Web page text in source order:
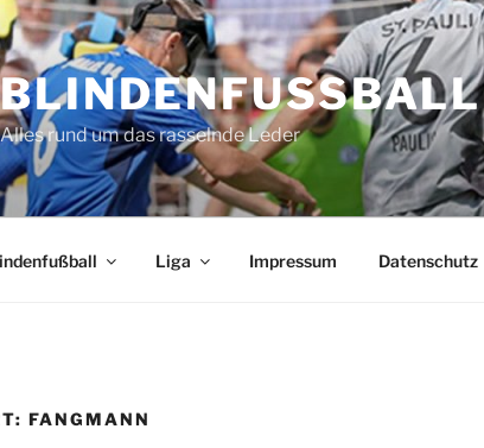
BLINDENFUSSBALL
Alles rund um das rasselnde Leder
Liga Impressum Datenschutz
FANGMANN